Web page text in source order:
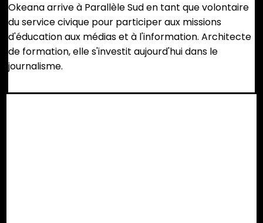
Okeana arrive à Parallèle Sud en tant que volontaire
du service civique pour participer aux missions
d'éducation aux médias et à l'information. Architecte
de formation, elle s'investit aujourd'hui dans le
journalisme.